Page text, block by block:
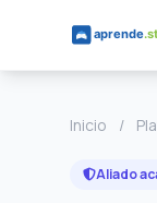
Inicio /
Aliado